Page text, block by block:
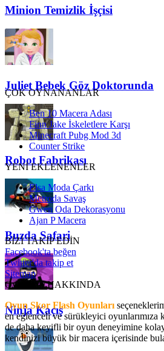
Minion Temizlik İşçisi
Juliet Bebek Göz Doktorunda
Robot Fabrikası
Buzda Safari
Ninja Kaçış
ÇOK OYNANANLAR
Ben 10 Macera Adası
Finn Jake İskeletlere Karşı
Minecraft Pubg Mod 3d
Counter Strike
YENİ EKLENENLER
Elsa Moda Çarkı
Metroda Savaş
Gwen Oda Dekorasyonu
Ajan P Macera
BİZİ TAKİP EDİN
Facebook'ta beğen
Twitter'da takip et
Sitemap
OyunSkor HAKKINDA
Oyun Skor Flash Oyunları
en eğlenceli ve sürükleyici oyunlarımıza
de daha keyifli bir oyun deneyimine
kendinizi büyük bir macera içerisinde